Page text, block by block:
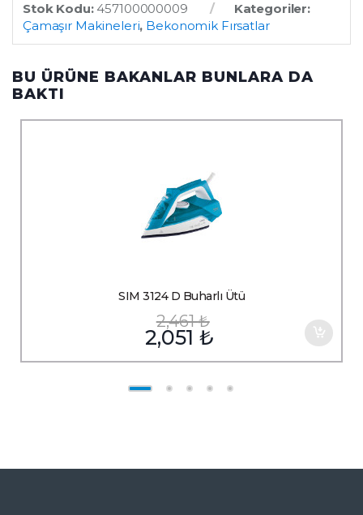
Stok Kodu: 457100000009
Kategoriler:
Çamaşır Makineleri, Bekonomik Fırsatlar
BU ÜRÜNE BAKANLAR BUNLARA DA
BAKTI
SIM 3124 D Buharlı Ütü
2,461₺
2,051₺